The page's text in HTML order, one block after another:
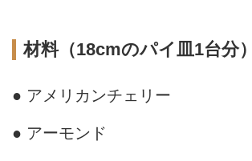
材料（18cmのパイ皿1台分）
● アメリカンチェリー
● アーモンド